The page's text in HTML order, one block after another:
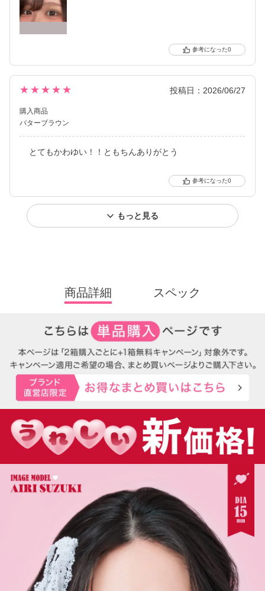
「もっと盛りたい！」という欲を満たす充実のカラーラインナッ
プです。
※日本国内承認着色直径において、2025年5月27日時点 自社調べ
0
★★★★★ 投稿日：2026/06/27
購入商品
バターブラウン
とてもかわゆい！！ともちんありがとう
0
もっと見る
商品詳細 スペック